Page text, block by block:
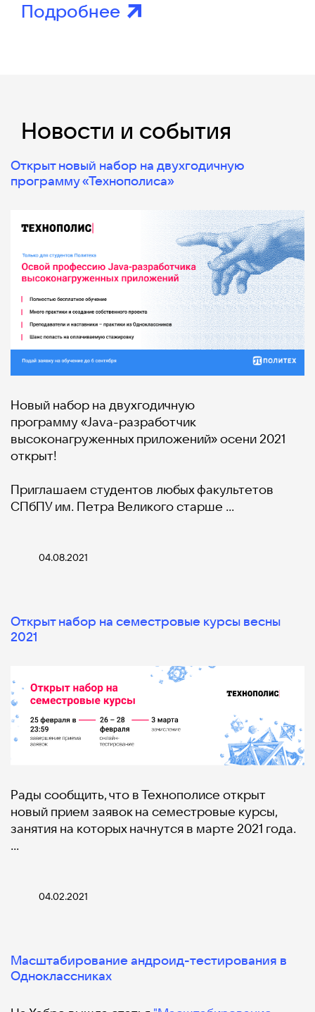
Подробнее
Новости и события
Открыт новый набор на двухгодичную
программу «Технополиса»
Новый набор на двухгодичную
программу «Java-разработчик
высоконагруженных приложений» осени 2021
открыт!
Приглашаем студентов любых факультетов
СПбПУ им. Петра Великого старше …
04.08.2021
Открыт набор на семестровые курсы весны
2021
Рады сообщить, что в Технополисе открыт
новый прием заявок на семестровые курсы,
занятия на которых начнутся в марте 2021 года.
…
04.02.2021
Масштабирование андроид-тестирования в
Одноклассниках